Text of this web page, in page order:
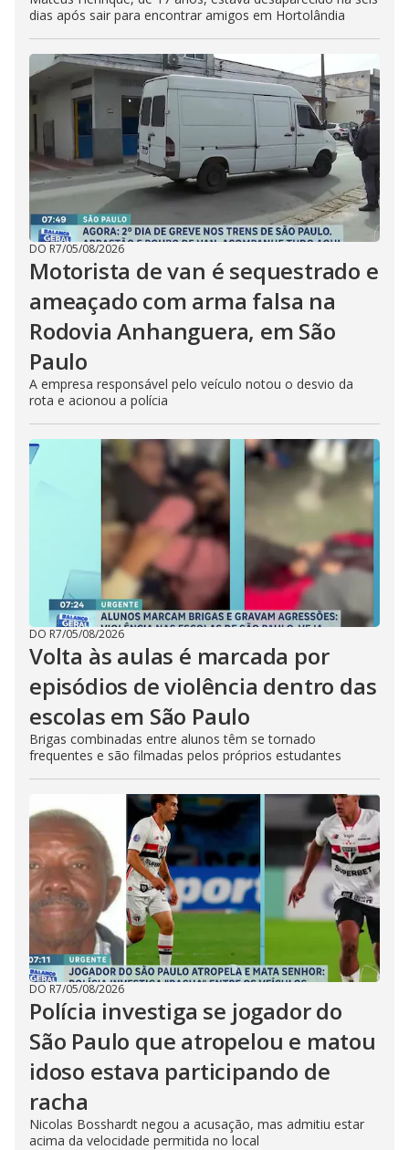
dias após sair para encontrar amigos em Hortolândia
DO R7/05/08/2026
Motorista de van é sequestrado e
ameaçado com arma falsa na
Rodovia Anhanguera, em São
Paulo
A empresa responsável pelo veículo notou o desvio da
rota e acionou a polícia
DO R7/05/08/2026
Volta às aulas é marcada por
episódios de violência dentro das
escolas em São Paulo
Brigas combinadas entre alunos têm se tornado
frequentes e são filmadas pelos próprios estudantes
DO R7/05/08/2026
Polícia investiga se jogador do
São Paulo que atropelou e matou
idoso estava participando de
racha
Nicolas Bosshardt negou a acusação, mas admitiu estar
acima da velocidade permitida no local